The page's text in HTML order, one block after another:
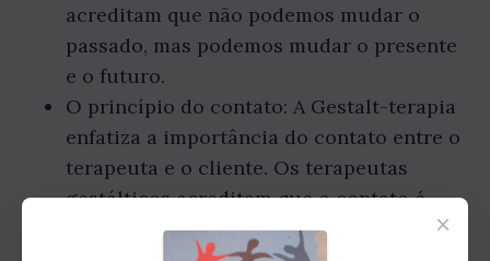
acreditam que não podemos mudar o
passado, mas podemos mudar o presente
e o futuro.
O princípio do contato: A Gestalt-terapia
enfatiza a importância do contato entre o
terapeuta e o cliente. Os terapeutas
gestálticos acreditam que o contato é
essencial para a saúde mental.
×